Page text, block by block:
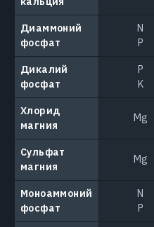
Диаммоний
фосфат
N
P
Дикалий
фосфат
P
K
Хлорид
магния
Mg
Сульфат
магния
Mg
Моноаммоний
фосфат
N
P